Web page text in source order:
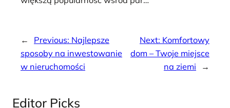
← Previous: Najlepsze
sposoby na inwestowanie
w nieruchomości
Next: Komfortowy
dom – Twoje miejsce
na ziemi
→
Editor Picks